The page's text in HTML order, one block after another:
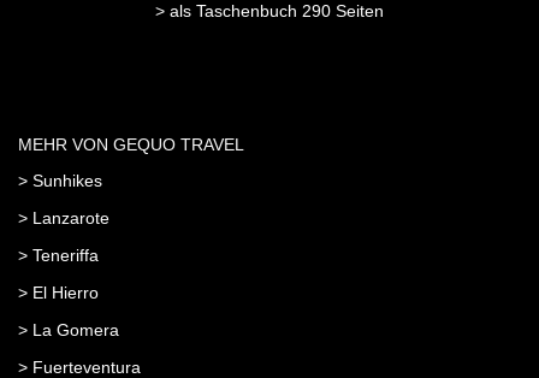
> als Taschenbuch 290 Seiten
MEHR VON GEQUO TRAVEL
> Sunhikes
> Lanzarote
> Teneriffa
> El Hierro
> La Gomera
> Fuerteventura